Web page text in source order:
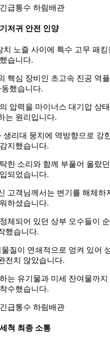
급통수 하림배관
저귀 안전 인양
노즐 사이에 특수 고무 패킹
습니다.
핵심 장비인 초고속 진공 역
했습니다.
압력을 마이너스 대기압 상
는 원리입니다.
리대 뭉치에 역방향으로 강
지했습니다.
한 소리와 함께 부풀어 올랐던
되었습니다.
고객님께서는 변기를 해체하
하셨습니다.
체되어 있던 상부 오수들이
했습니다.
질이 연쇄적으로 엉켜 있어
전치 않았습니다.
는 유기물과 미세 잔여물까지
수했습니다.
급통수 하림배관
척 최종 소통